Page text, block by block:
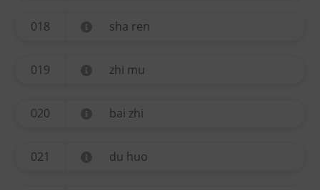
018 sha ren
019 zhi mu
020 bai zhi
021 du huo